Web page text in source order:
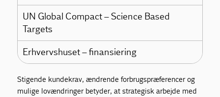
UN Global Compact – Science Based
Targets
Erhvervshuset – finansiering
Stigende kundekrav, ændrende forbrugspræferencer og
mulige lovændringer betyder, at strategisk arbejde med